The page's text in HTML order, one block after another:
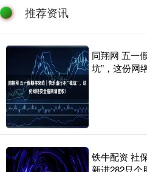
推荐资讯
同翔网 五一
坑”，这份网
铁牛配资 社
新进282只个